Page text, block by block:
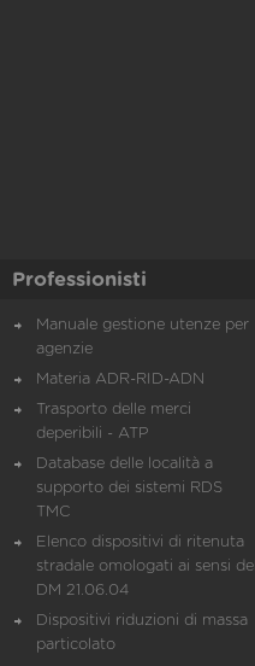
Professionisti
Manuale gestione utenze per
agenzie
Materia ADR-RID-ADN
Trasporto delle merci
deperibili - ATP
Database delle località a
supporto dei sistemi RDS
TMC
Elenco dispositivi di ritenuta
stradale omologati ai sensi del
DM 21.06.04
Dispositivi riduzioni di massa
particolato